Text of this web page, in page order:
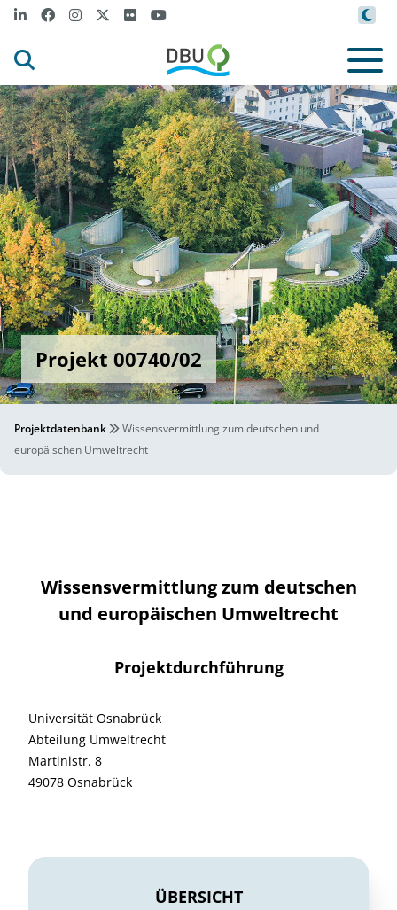
Projekt 00740/02
Projektdatenbank
Wissensvermittlung zum deutschen und
europäischen Umweltrecht
Wissensvermittlung zum deutschen
und europäischen Umweltrecht
Projektdurchführung
Universität Osnabrück
Abteilung Umweltrecht
Martinistr. 8
49078 Osnabrück
ÜBERSICHT